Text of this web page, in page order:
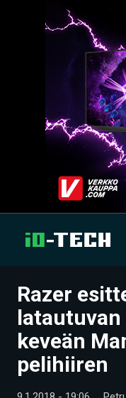
UUTISET
ARTIKKELIT
VIDEOT
Razer
keveän
pelihiiren